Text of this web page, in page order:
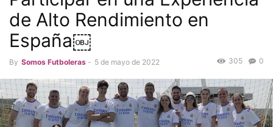
de Alto Rendimiento en
España￼
By Somos Futboleras - 5 de mayo de 2022 0
305